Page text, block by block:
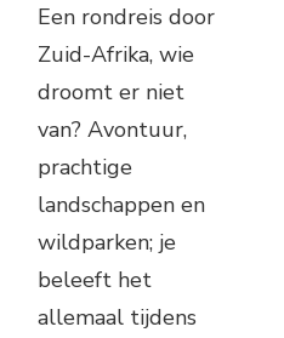
Een rondreis door
Zuid-Afrika, wie
droomt er niet
van? Avontuur,
prachtige
landschappen en
wildparken; je
beleeft het
allemaal tijdens